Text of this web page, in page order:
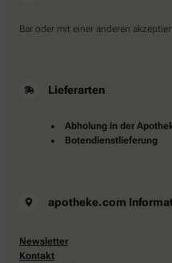
Bar oder mit einer anderen
Lieferarten
Abholung in der
Botendienstlieferung
apotheke.com
Newsletter
Kontakt